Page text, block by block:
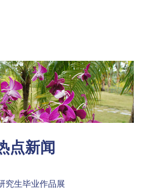
点新闻
究生毕业作品展